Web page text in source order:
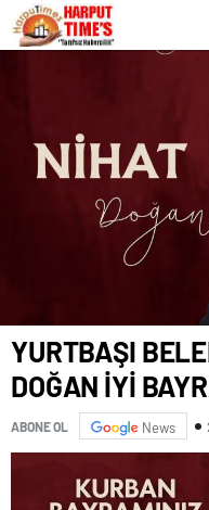
YURTBAŞI
DOĞAN İYİ
ABONE OL News